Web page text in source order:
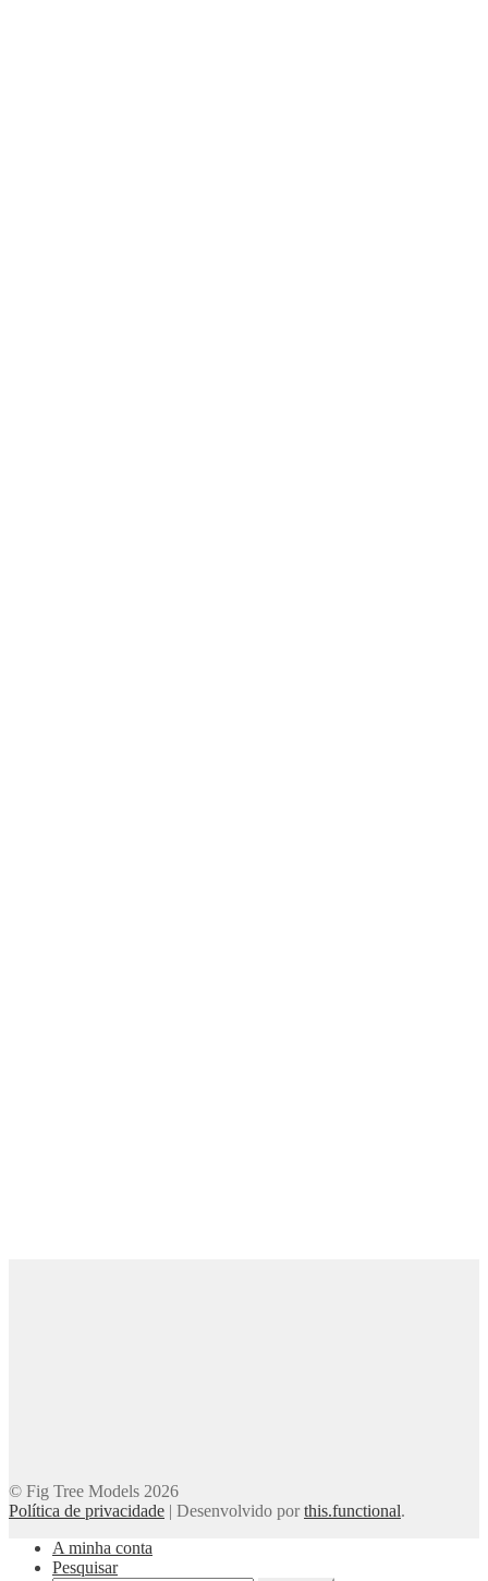
© Fig Tree Models 2026
Política de privacidade | Desenvolvido porthis.functional.
A minha conta
Pesquisar